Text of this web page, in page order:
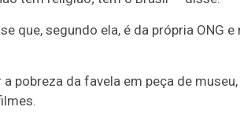
que, segundo ela, é da própria ONG
pobreza da favela em peça de